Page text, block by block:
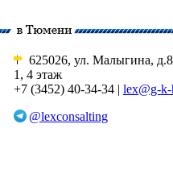
625026, ул. Малыгина,
1, 4 этаж
+7 (3452) 40-34-34 | lex@g-
@lexconsalting